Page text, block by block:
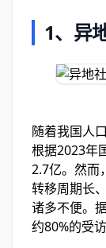
1、 异
随着我国人
根据2023年
2.7亿。然而
转移周期长
诸多不便。
约80%的受